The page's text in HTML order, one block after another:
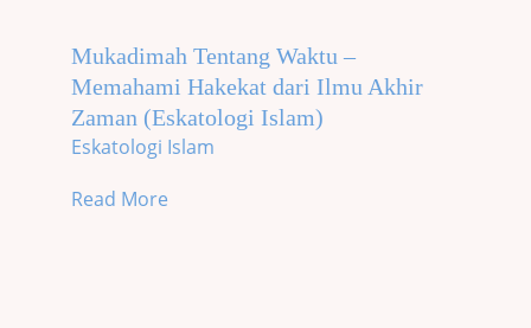
Mukadimah Tentang Waktu –
Memahami Hakekat dari Ilmu Akhir
Zaman (Eskatologi Islam)
Eskatologi Islam
Read More